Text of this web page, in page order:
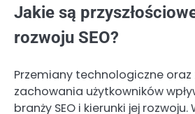
Jakie są
rozwoju SEO?
Przemiany technologiczne
zachowania użytkowników
branży SEO i kierunki jej